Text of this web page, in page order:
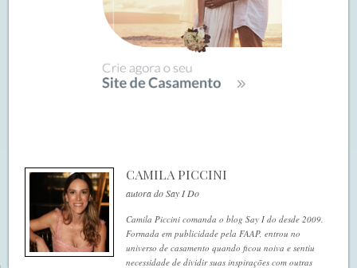
CAMILA PICCINI
autora do Say I Do
Camila Piccini comanda o blog Say I do desde 2009.
Formada em publicidade pela FAAP, entrou no
universo de casamento quando ficou noiva e sentiu
necessidade de dividir suas inspirações com outras